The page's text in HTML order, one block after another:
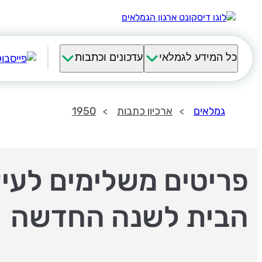
כל המידע לגמלאי עדכונים וכתבות
גמלאים ארכיון כתבות 1950
פריטים משלימים
הבית לשנה החדשה